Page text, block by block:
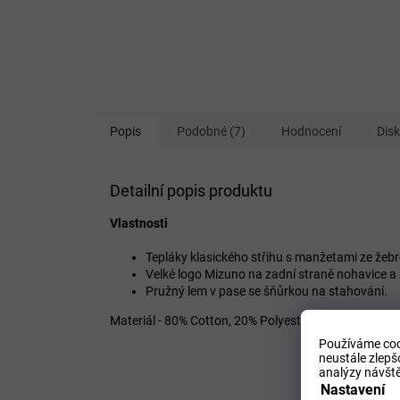
Používáme
neustále
analýzy
Nastavení
Popis Podobné (7) Hodnocení
Detailní popis produktu
Vlastnosti
Tepláky klasického střihu s manžetami ze
Velké logo Mizuno na zadní straně nohavice
Pružný lem v pase se šňůrkou na stahování.
Materiál - 80% Cotton, 20% Polyester